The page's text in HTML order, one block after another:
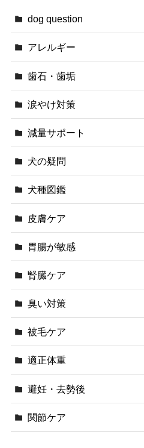
dog question
アレルギー
歯石・歯垢
涙やけ対策
減量サポート
犬の疑問
犬種図鑑
皮膚ケア
胃腸が敏感
腎臓ケア
臭い対策
被毛ケア
適正体重
避妊・去勢後
関節ケア